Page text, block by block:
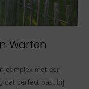
Warten
met een
dat perfect past bij